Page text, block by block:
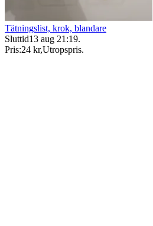
Tätningslist, krok, blandare
Sluttid13 aug 21:19.
Pris:24 kr,Utropspris.